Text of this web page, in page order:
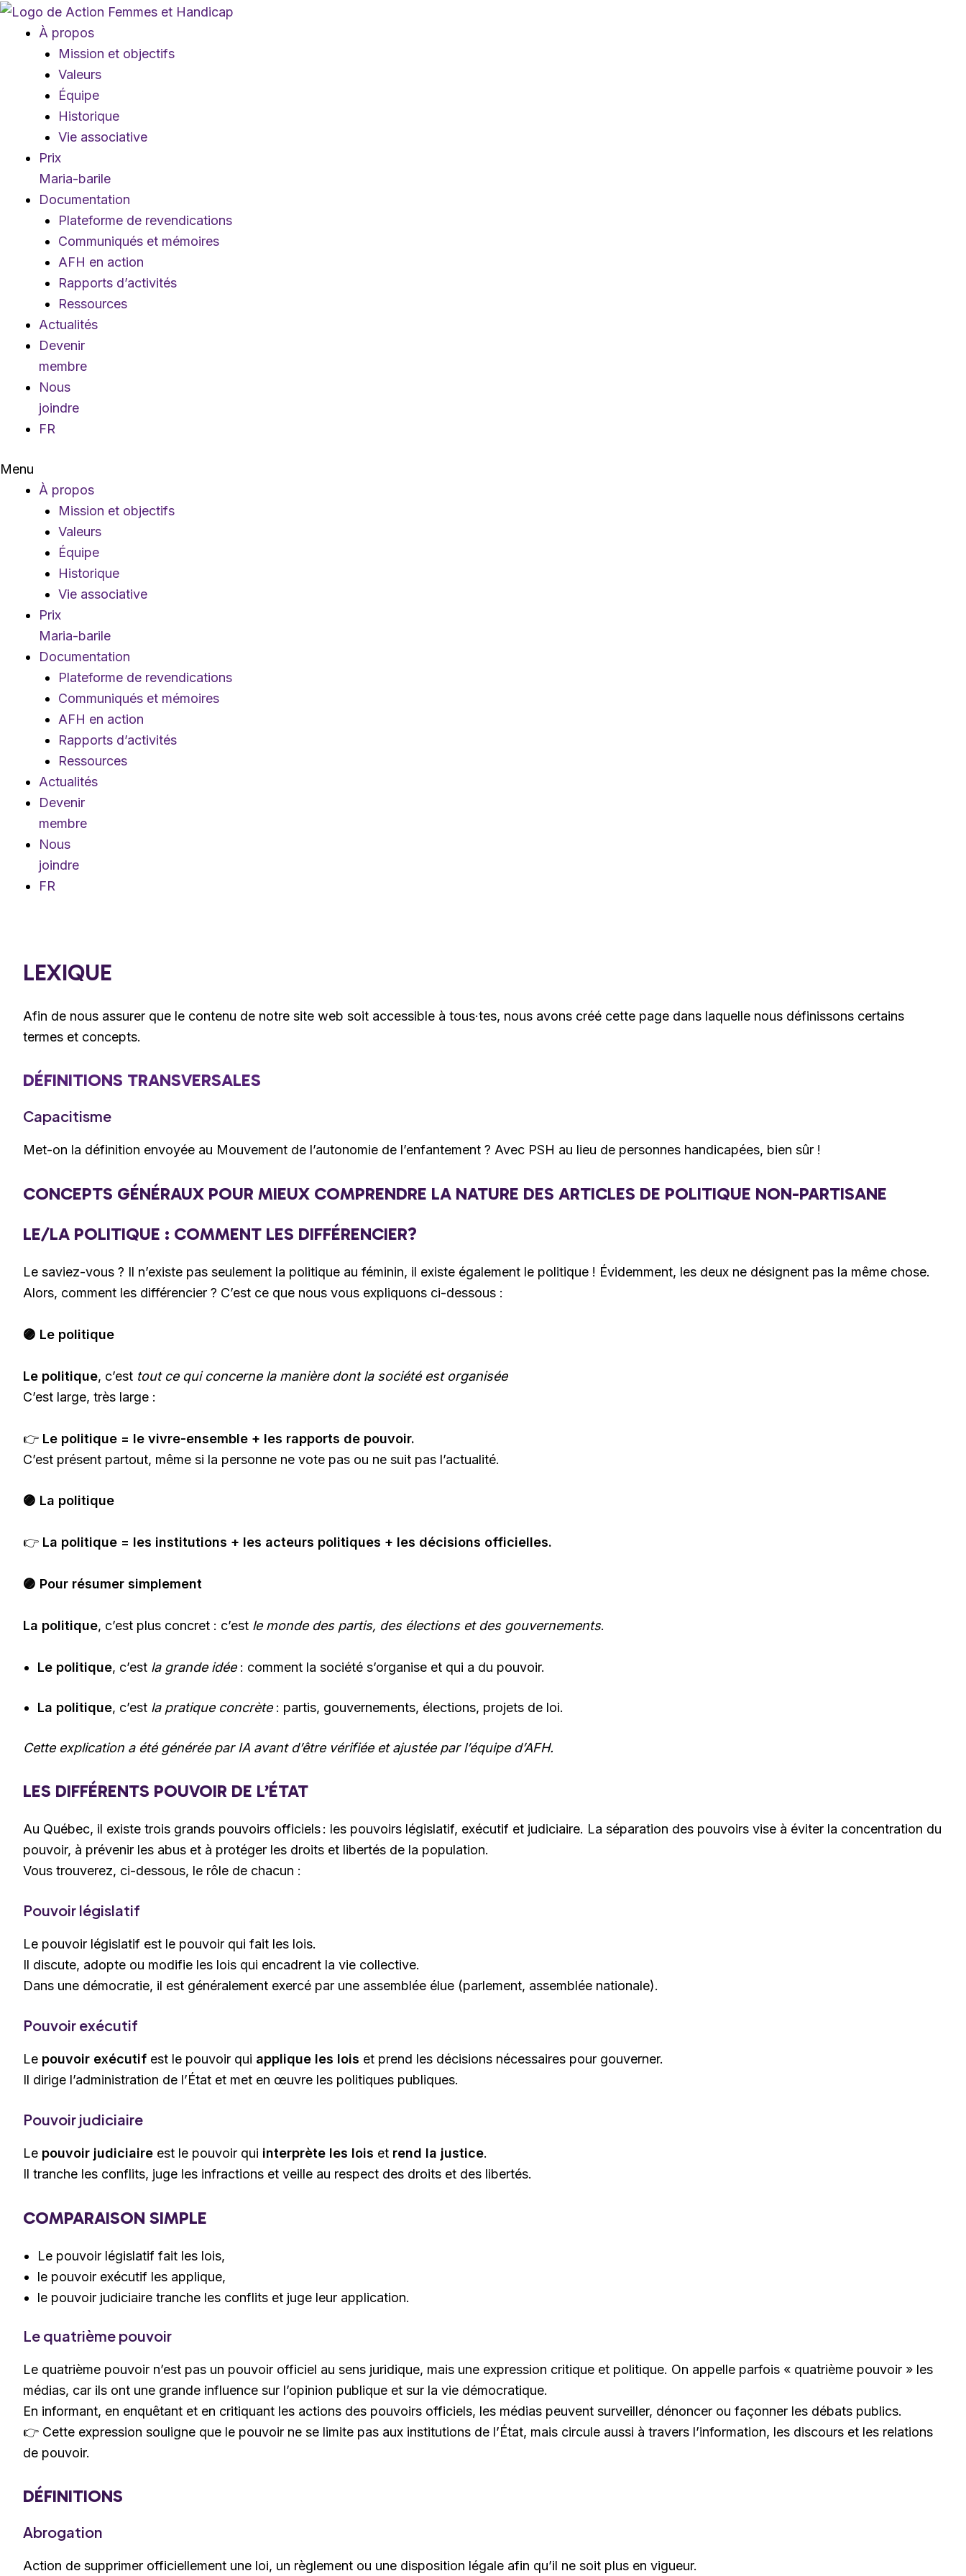
Aller
contenu
À propos
Mission et objectifs
Valeurs
Équipe
Historique
Vie associative
Prix
Maria-barile
Documentation
Plateforme de revendications
Communiqués et mémoires
AFH en action
Rapports d’activités
Ressources
Actualités
Devenir
membre
Nous
joindre
FR
Menu
À propos
Mission et objectifs
Valeurs
Équipe
Historique
Vie associative
Prix
Maria-barile
Documentation
Plateforme de revendications
Communiqués et mémoires
AFH en action
Rapports d’activités
Ressources
Actualités
Devenir
membre
Nous
joindre
FR
LEXIQUE
Afin de nous assurer que le contenu de notre site web soit accessible à tous·tes, nous avons créé cette page dans laquelle nous définissons certains
termes et concepts.
DÉFINITIONS TRANSVERSALES
Capacitisme
Met-on la définition envoyée au Mouvement de l’autonomie de l’enfantement ? Avec PSH au lieu de personnes handicapées, bien sûr !
CONCEPTS GÉNÉRAUX POUR MIEUX COMPRENDRE LA NATURE DES ARTICLES DE POLITIQUE NON-PARTISANE
LE/LA POLITIQUE : COMMENT LES DIFFÉRENCIER?
Le saviez-vous ? Il n’existe pas seulement la politique au féminin, il existe également le politique ! Évidemment, les deux ne désignent pas la même chose.
Alors, comment les différencier ? C’est ce que nous vous expliquons ci-dessous :
🟣 Le politique
Le politique, c’est tout ce qui concerne la manière dont la société est organisée
C’est large, très large :
👉 Le politique = le vivre-ensemble + les rapports de pouvoir.
C’est présent partout, même si la personne ne vote pas ou ne suit pas l’actualité.
🟣 La politique
👉 La politique = les institutions + les acteurs politiques + les décisions officielles.
🟣 Pour résumer simplement
La politique, c’est plus concret : c’est le monde des partis, des élections et des gouvernements.
Le politique, c’est la grande idée: comment la société s’organise et qui a du pouvoir.
La politique, c’est la pratique concrète: partis, gouvernements, élections, projets de loi.
Cette explication a été générée par IA avant d’être vérifiée et ajustée par l’équipe d’AFH.
LES DIFFÉRENTS POUVOIR DE L’ÉTAT
Au Québec, il existe trois grands pouvoirs officiels : les pouvoirs législatif, exécutif et judiciaire. La séparation des pouvoirs vise à éviter la concentration du
pouvoir, à prévenir les abus et à protéger les droits et libertés de la population.
Vous trouverez, ci-dessous, le rôle de chacun :
Pouvoir législatif
Le pouvoir législatif est le pouvoir qui fait les lois.
Il discute, adopte ou modifie les lois qui encadrent la vie collective.
Dans une démocratie, il est généralement exercé par une assemblée élue (parlement, assemblée nationale).
Pouvoir exécutif
Le pouvoir exécutif est le pouvoir qui applique les lois et prend les décisions nécessaires pour gouverner.
Il dirige l’administration de l’État et met en œuvre les politiques publiques.
Pouvoir judiciaire
Le pouvoir judiciaire est le pouvoir qui interprète les lois et rend la justice.
Il tranche les conflits, juge les infractions et veille au respect des droits et des libertés.
COMPARAISON SIMPLE
Le pouvoir législatif fait les lois,
le pouvoir exécutif les applique,
le pouvoir judiciaire tranche les conflits et juge leur application.
Le quatrième pouvoir
Le quatrième pouvoir n’est pas un pouvoir officiel au sens juridique, mais une expression critique et politique. On appelle parfois « quatrième pouvoir » les
médias, car ils ont une grande influence sur l’opinion publique et sur la vie démocratique.
En informant, en enquêtant et en critiquant les actions des pouvoirs officiels, les médias peuvent surveiller, dénoncer ou façonner les débats publics.
👉 Cette expression souligne que le pouvoir ne se limite pas aux institutions de l’État, mais circule aussi à travers l’information, les discours et les relations
de pouvoir.
DÉFINITIONS
Abrogation
Action de supprimer officiellement une loi, un règlement ou une disposition légale afin qu’il ne soit plus en vigueur.